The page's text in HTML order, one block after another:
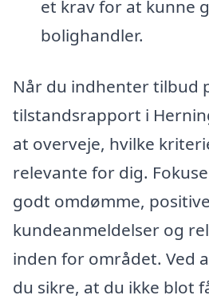
et krav for at kunne
bolighandler.
Når du indhenter tilbud
tilstandsrapport i
at overveje, hvilke
relevante for dig.
godt omdømme, positive
kundeanmeldelser og
inden for området. Ved
du sikre, at du ikke blot